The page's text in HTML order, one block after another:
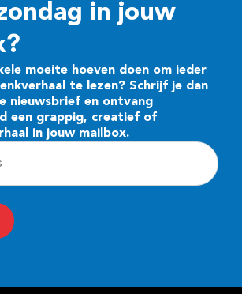
in jouw
moeite hoeven doen om ieder
te lezen? Schrijf je dan
nieuwsbrief en ontvang
een grappig, creatief of
in jouw mailbox.